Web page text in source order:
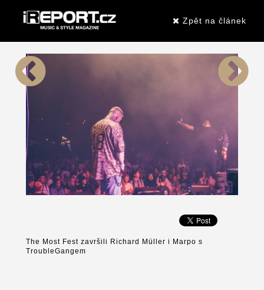
Zpět na článek
The Most Fest završili Richard Müller i Marpo s
TroubleGangem